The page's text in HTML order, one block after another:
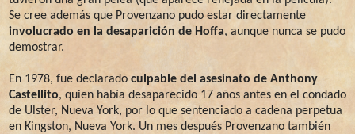
Se cree además que Provenzano pudo estar directamente
involucrado en la desaparición de Hoffa, aunque nunca se pudo
demostrar.
En 1978, fue declarado culpable del asesinato de Anthony
Castellito, quien había desaparecido 17 años antes en el condado
de Ulster, Nueva York, por lo que sentenciado a cadena perpetua
en Kingston, Nueva York. Un mes después Provenzano también